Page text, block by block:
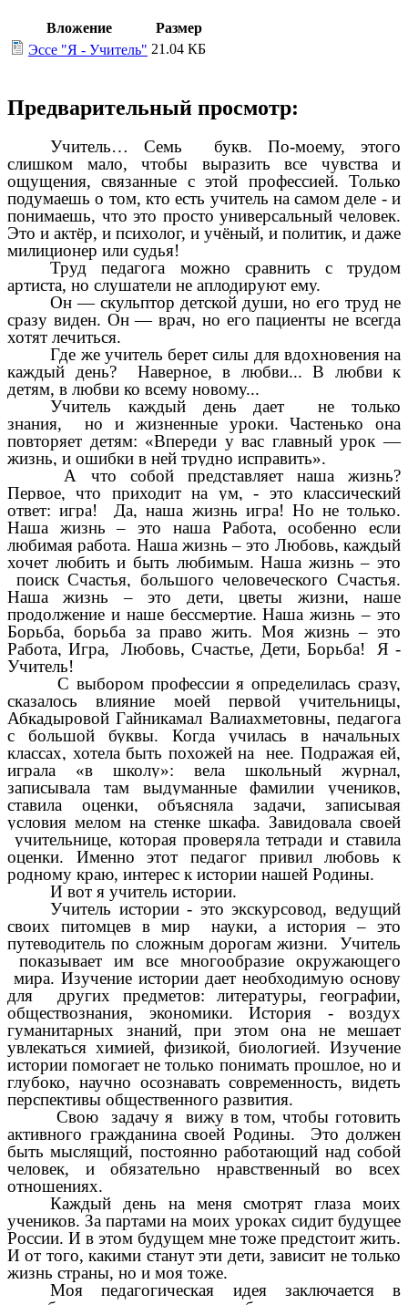
Вложение
Размер
Эссе "Я - Учитель" 21.04 КБ
Предварительный просмотр:
Учитель… Семь букв. По-моему, этого
слишком мало, чтобы выразить все чувства и
ощущения, связанные с этой профессией. Только
подумаешь о том, кто есть учитель на самом деле - и
понимаешь, что это просто универсальный человек.
Это и актёр, и психолог, и учёный, и политик, и даже
милиционер или судья!
Труд педагога можно сравнить с трудом
артиста, но слушатели не аплодируют ему.
Он — скульптор детской души, но его труд не
сразу виден. Он — врач, но его пациенты не всегда
хотят лечиться.
Где же учитель берет силы для вдохновения на
каждый день? Наверное, в любви... В любви к
детям, в любви ко всему новому...
Учитель каждый день дает не только
знания, но и жизненные уроки. Частенько она
повторяет детям: «Впереди у вас главный урок —
жизнь, и ошибки в ней трудно исправить».
А что собой представляет наша жизнь?
Первое, что приходит на ум, - это классический
ответ: игра! Да, наша жизнь игра! Но не только.
Наша жизнь – это наша Работа, особенно если
любимая работа. Наша жизнь – это Любовь, каждый
хочет любить и быть любимым. Наша жизнь – это
поиск Счастья, большого человеческого Счастья.
Наша жизнь – это дети, цветы жизни, наше
продолжение и наше бессмертие. Наша жизнь – это
Борьба, борьба за право жить. Моя жизнь – это
Работа, Игра, Любовь, Счастье, Дети, Борьба! Я -
Учитель!
С выбором профессии я определилась сразу,
сказалось влияние моей первой учительницы,
Абкадыровой Гайникамал Валиахметовны, педагога
с большой буквы. Когда училась в начальных
классах, хотела быть похожей на нее. Подражая ей,
играла «в школу»: вела школьный журнал,
записывала там выдуманные фамилии учеников,
ставила оценки, объясняла задачи, записывая
условия мелом на стенке шкафа. Завидовала своей
учительнице, которая проверяла тетради и ставила
оценки. Именно этот педагог привил любовь к
родному краю, интерес к истории нашей Родины.
И вот я учитель истории.
Учитель истории - это экскурсовод, ведущий
своих питомцев в мир науки, а история – это
путеводитель по сложным дорогам жизни. Учитель
показывает им все многообразие окружающего
мира. Изучение истории дает необходимую основу
для других предметов: литературы, географии,
обществознания, экономики. История - воздух
гуманитарных знаний, при этом она не мешает
увлекаться химией, физикой, биологией. Изучение
истории помогает не только понимать прошлое, но и
глубоко, научно осознавать современность, видеть
перспективы общественного развития.
Свою задачу я вижу в том, чтобы готовить
активного гражданина своей Родины. Это должен
быть мыслящий, постоянно работающий над собой
человек, и обязательно нравственный во всех
отношениях.
Каждый день на меня смотрят глаза моих
учеников. За партами на моих уроках сидит будущее
России. И в этом будущем мне тоже предстоит жить.
И от того, какими станут эти дети, зависит не только
жизнь страны, но и моя тоже.
Моя педагогическая идея заключается в